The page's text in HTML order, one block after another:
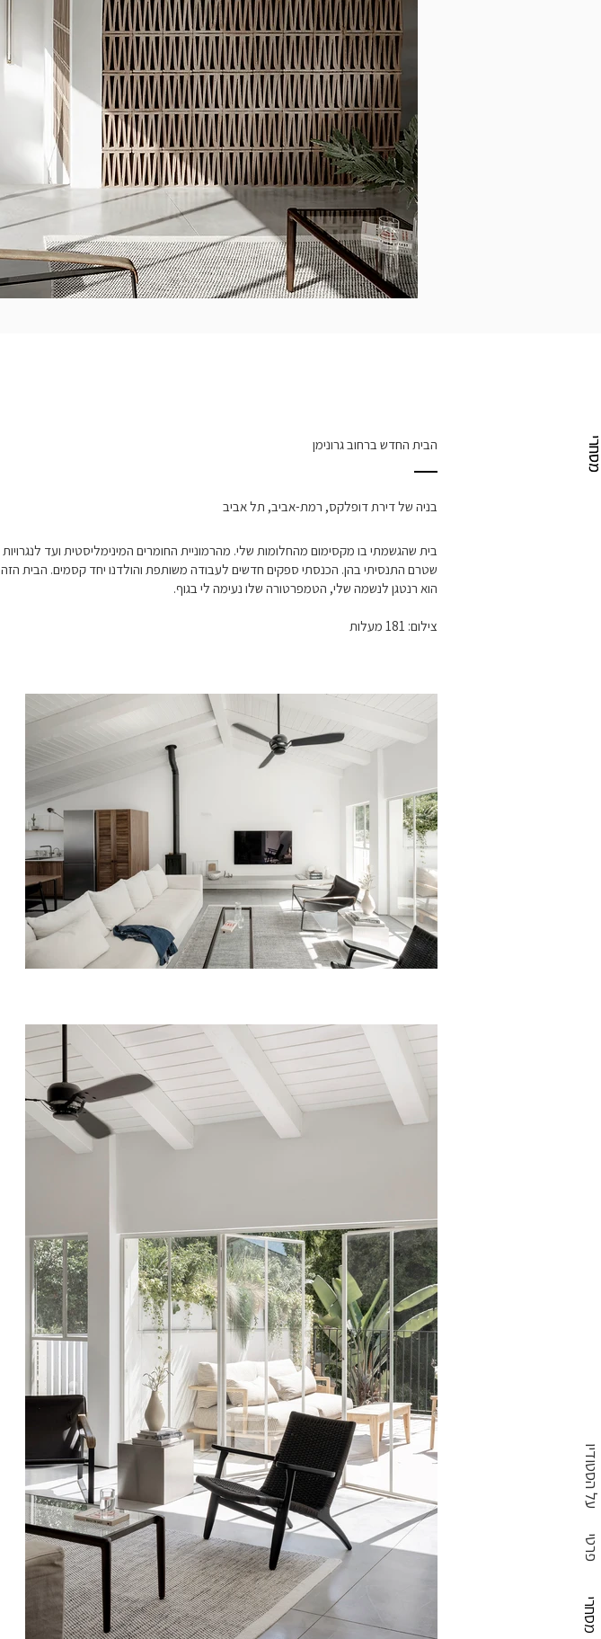
מסחרי
על הסטודיו
פרטי
הבית החדש ברחוב גרונימן
בניה של דירת דופלקס, רמת-אביב, תל אביב
בית שהגשמתי בו מקסימום מהחלומות שלי. מהרמוניית החומרים המינימליסטית ועד לנגרויות
שטרם התנסיתי בהן. הכנסתי ספקים חדשים לעבודה משותפת והולדנו יחד קסמים. הבית הזה
הוא רנטגן לנשמה שלי, הטמפרטורה שלו נעימה לי בגוף.
צילום: 181 מעלות